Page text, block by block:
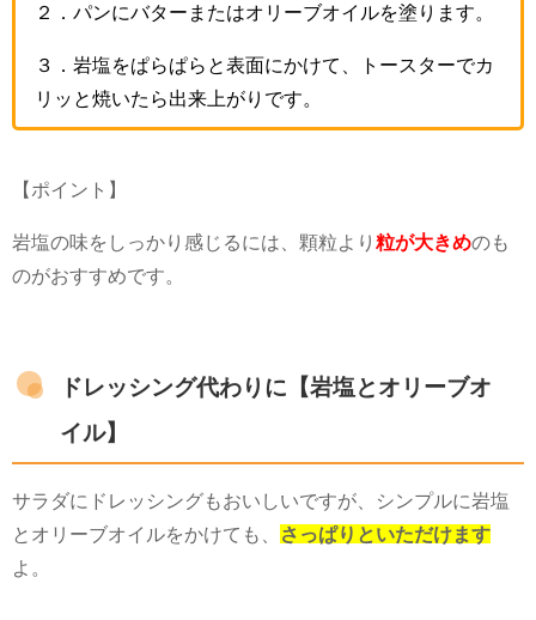
２．パンにバターまたはオリーブオイルを塗ります。
３．岩塩をぱらぱらと表面にかけて、トースターでカ
リッと焼いたら出来上がりです。
【ポイント】
岩塩の味をしっかり感じるには、顆粒より 粒が大きめのも
のがおすすめです。
ドレッシング代わりに【岩塩とオリーブオ
イル】
サラダにドレッシングもおいしいですが、シンプルに岩塩
とオリーブオイルをかけても、
さっぱりといただけます
よ。